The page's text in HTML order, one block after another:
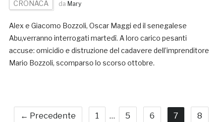
CRONACA da Mary
Alex e Giacomo Bozzoli, Oscar Maggi ed il senegalese
Abu,verranno interrogati martedì. A loro carico pesanti
accuse: omicidio e distruzione del cadavere dell’imprenditore
Mario Bozzoli, scomparso lo scorso ottobre.
← Precedente 1 … 5 6 7 8